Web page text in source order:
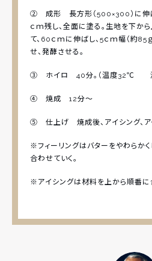
② 成形 長方形（500×300）に伸ば
ｃｍ残し、全面に塗る。生地を下か
て、60ｃｍに伸ばし、5ｃｍ幅（約85
せ、発酵させる。
③ ホイロ 40分。（温度32℃ 湿
④ 焼成 12分～
⑤ 仕上げ 焼成後、アイシング、ア
※フィーリングはバターをやわらか
合わせていく。
※アイシングは材料を上から順番に